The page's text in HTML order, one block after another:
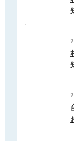
お見積り請求